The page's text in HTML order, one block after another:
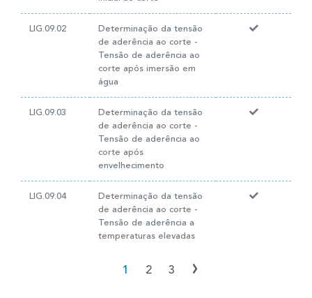
LIG.09.02
Determinação da tensão
de aderência ao corte -
Tensão de aderência ao
corte após imersão em
água
LIG.09.03
Determinação da tensão
de aderência ao corte -
Tensão de aderência ao
corte após
envelhecimento
LIG.09.04
Determinação da tensão
de aderência ao corte -
Tensão de aderência a
temperaturas elevadas
1 2 3 ›